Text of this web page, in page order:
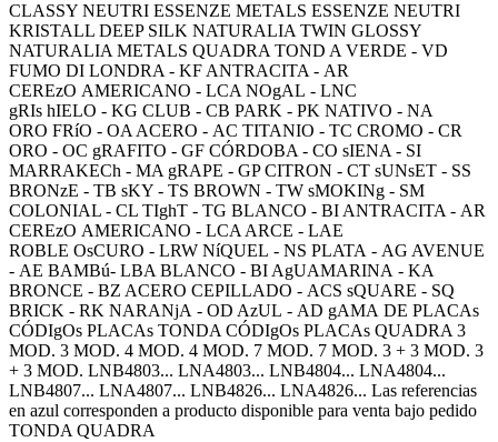
CLASSY NEUTRI ESSENZE METALS ESSENZE NEUTRI
KRISTALL DEEP SILK NATURALIA TWIN GLOSSY
NATURALIA METALS QUADRA TOND A VERDE - VD
FUMO DI LONDRA - KF ANTRACITA - AR
CEREzO AMERICANO - LCA NOgAL - LNC
gRIs hIELO - KG CLUB - CB PARK - PK NATIVO - NA
ORO FRíO - OA ACERO - AC TITANIO - TC CROMO - CR
ORO - OC gRAFITO - GF CÓRDOBA - CO sIENA - SI
MARRAKECh - MA gRAPE - GP CITRON - CT sUNsET - SS
BRONzE - TB sKY - TS BROWN - TW sMOKINg - SM
COLONIAL - CL TIghT - TG BLANCO - BI ANTRACITA - AR
CEREzO AMERICANO - LCA ARCE - LAE
ROBLE OsCURO - LRW NíQUEL - NS PLATA - AG AVENUE
- AE BAMBú- LBA BLANCO - BI AgUAMARINA - KA
BRONCE - BZ ACERO CEPILLADO - ACS sQUARE - SQ
BRICK - RK NARANjA - OD AzUL - AD gAMA DE PLACAs
CÓDIgOs PLACAs TONDA CÓDIgOs PLACAs QUADRA 3
MOD. 3 MOD. 4 MOD. 4 MOD. 7 MOD. 7 MOD. 3 + 3 MOD. 3
+ 3 MOD. LNB4803... LNA4803... LNB4804... LNA4804...
LNB4807... LNA4807... LNB4826... LNA4826... Las referencias
en azul corresponden a producto disponible para venta bajo pedido
TONDA QUADRA